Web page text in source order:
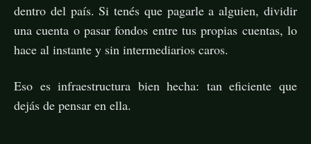
dentro del país. Si tenés que pagarle a alguien, dividir
una cuenta o pasar fondos entre tus propias cuentas, lo
hace al instante y sin intermediarios caros.
Eso es infraestructura bien hecha: tan eficiente que
dejás de pensar en ella.